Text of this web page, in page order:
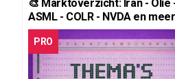
🎨 Marktoverzicht: Iran - Olie
ASML - COLR - NVDA en meer
PRO